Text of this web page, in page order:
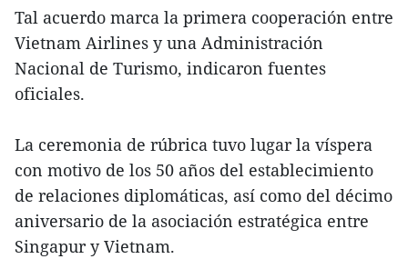
Tal acuerdo marca la primera cooperación entre
Vietnam Airlines y una Administración
Nacional de Turismo, indicaron fuentes
oficiales.
La ceremonia de rúbrica tuvo lugar la víspera
con motivo de los 50 años del establecimiento
de relaciones diplomáticas, así como del décimo
aniversario de la asociación estratégica entre
Singapur y Vietnam.